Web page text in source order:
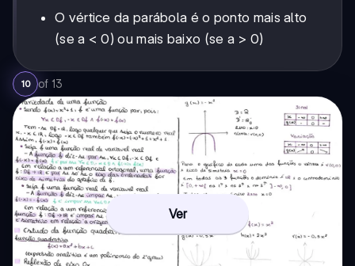
O vértice da parábola é o ponto mais alto
(se a < 0) ou mais baixo (se a > 0)
10 of 13
Ver